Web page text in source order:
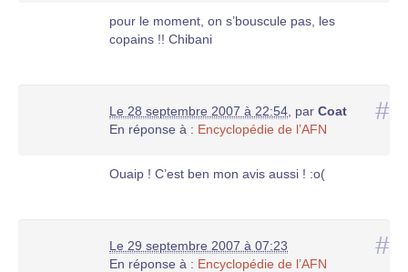
pour le moment, on s’bouscule pas, les
copains !! Chibani
#
Le 28 septembre 2007 à 22:54 par Coat
En réponse à : Encyclopédie de l’AFN
Ouaip ! C’est ben mon avis aussi ! :o(
#
Le 29 septembre 2007 à 07:23
En réponse à : Encyclopédie de l’AFN